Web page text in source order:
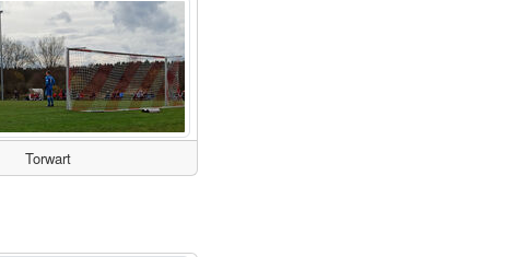
Torwart